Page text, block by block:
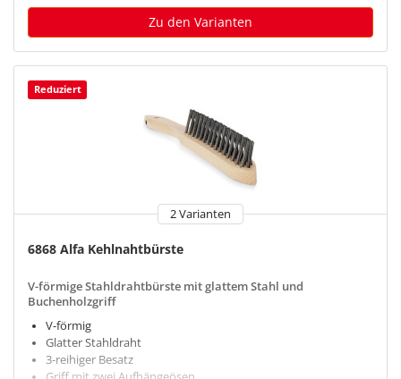
Zu den Varianten
Reduziert
2 Varianten
6868 Alfa Kehlnahtbürste
V-förmige Stahldrahtbürste mit glattem Stahl und
Buchenholzgriff
V-förmig
Glatter Stahldraht
3-reihiger Besatz